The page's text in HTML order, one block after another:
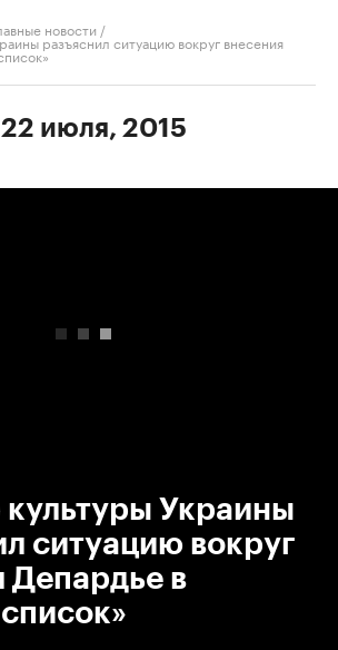
новости /
разъяснил ситуацию вокруг внесения
июля, 2015
Украины
ситуацию вокруг
Депардье в